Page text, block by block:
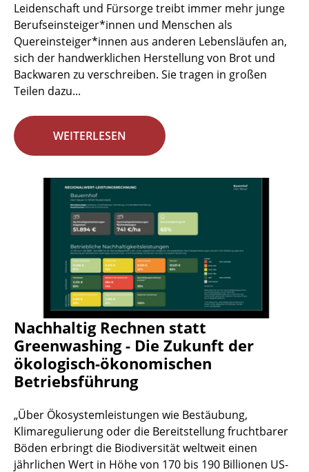
Leidenschaft und Fürsorge treibt immer mehr junge
Berufseinsteiger*innen und Menschen als
Quereinsteiger*innen aus anderen Lebensläufen an,
sich der handwerklichen Herstellung von Brot und
Backwaren zu verschreiben. Sie tragen in großen
Teilen dazu...
WEITERLESEN
Nachhaltig Rechnen statt
Greenwashing - Die Zukunft der
ökologisch-ökonomischen
Betriebsführung
„Über Ökosystemleistungen wie Bestäubung,
Klimaregulierung oder die Bereitstellung fruchtbarer
Böden erbringt die Biodiversität weltweit einen
jährlichen Wert in Höhe von 170 bis 190 Billionen US-